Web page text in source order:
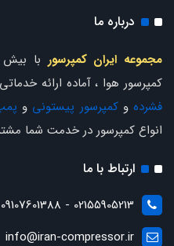
درباره ما
مجموعه ایران کمپرسور
کمپرسور هوا ، آماده ارائه
فشرده وکمپرسور پیستونی و
انواع کمپرسور در خدمت شما
ارتباط با ما
02155905213 - 09107601388
info@iran-compressor.ir